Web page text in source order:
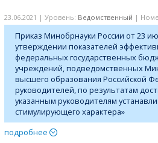
23.06.2021 | Уровень: Ведомственный |
Приказ Минобрнауки России от 23
утверждении показателей
федеральных государственных
учреждений, подведомственных
высшего образования Российской
руководителей, по результатам
указанным руководителям
стимулирующего характера»
подробнее